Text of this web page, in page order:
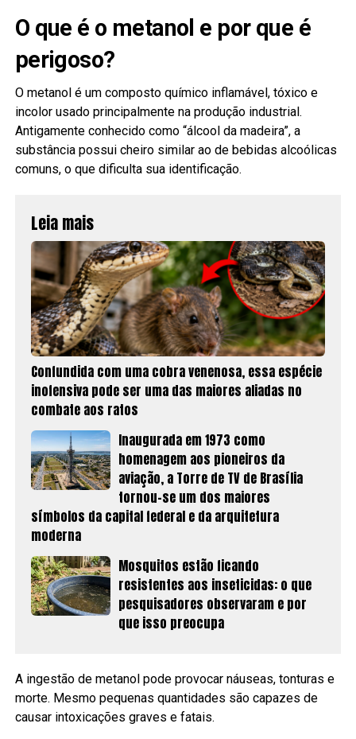
O que é o metanol e por que é
perigoso?
O metanol é um composto químico inflamável, tóxico e
incolor usado principalmente na produção industrial.
Antigamente conhecido como “álcool da madeira”, a
substância possui cheiro similar ao de bebidas alcoólicas
comuns, o que dificulta sua identificação.
Leia mais
Confundida com uma cobra venenosa, essa espécie
inofensiva pode ser uma das maiores aliadas no
combate aos ratos
Inaugurada em 1973 como
homenagem aos pioneiros da
aviação, a Torre de TV de Brasília
tornou-se um dos maiores
símbolos da capital federal e da arquitetura
moderna
Mosquitos estão ficando
resistentes aos inseticidas: o que
pesquisadores observaram e por
que isso preocupa
A ingestão de metanol pode provocar náuseas, tonturas e
morte. Mesmo pequenas quantidades são capazes de
causar intoxicações graves e fatais.